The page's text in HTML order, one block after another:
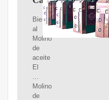
Bienvenidos
al
Molino
de
aceite
El
...
Molino
de